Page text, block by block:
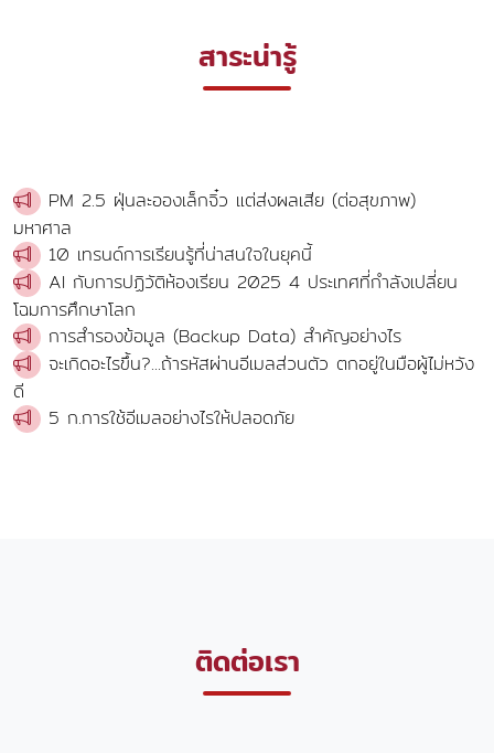
สาระน่ารู้
PM 2.5 ฝุ่นละอองเล็กจิ๋ว แต่ส่งผลเสีย (ต่อสุขภาพ)
มหาศาล
10 เทรนด์การเรียนรู้ที่น่าสนใจในยุคนี้
AI กับการปฏิวัติห้องเรียน 2025 4 ประเทศที่กำลังเปลี่ยน
โฉมการศึกษาโลก
การสำรองข้อมูล (Backup Data) สำคัญอย่างไร
จะเกิดอะไรขึ้น?...ถ้ารหัสผ่านอีเมลส่วนตัว ตกอยู่ในมือผู้ไม่หวัง
ดี
5 ก.การใช้อีเมลอย่างไรให้ปลอดภัย
ติดต่อเรา